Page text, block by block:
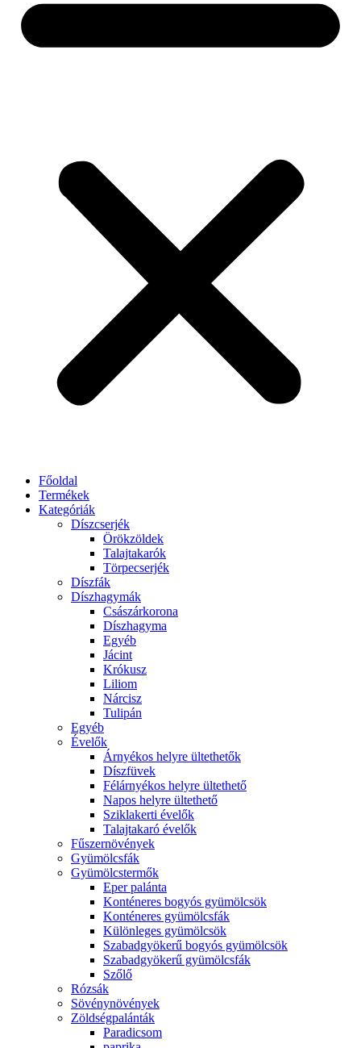
Főoldal
Termékek
Kategóriák
Díszcserjék
Örökzöldek
Talajtakarók
Törpecserjék
Díszfák
Díszhagymák
Császárkorona
Díszhagyma
Egyéb
Jácint
Krókusz
Liliom
Nárcisz
Tulipán
Egyéb
Évelők
Árnyékos helyre ültethetők
Díszfüvek
Félárnyékos helyre ültethető
Napos helyre ültethető
Sziklakerti évelők
Talajtakaró évelők
Fűszernövények
Gyümölcsfák
Gyümölcstermők
Eper palánta
Konténeres bogyós gyümölcsök
Konténeres gyümölcsfák
Különleges gyümölcsök
Szabadgyökerű bogyós gyümölcsök
Szabadgyökerű gyümölcsfák
Szőlő
Rózsák
Sövénynövények
Zöldségpalánták
Paradicsom